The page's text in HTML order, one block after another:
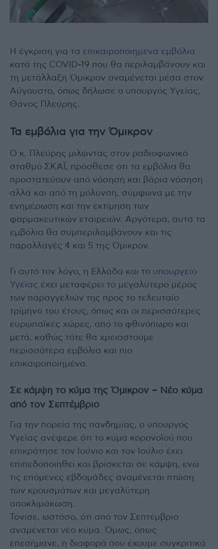
Η έγκριση για τα επικαιροποιημένα εμβόλια
κατά της COVID-19 που θα περιλαμβάνουν και
τη μετάλλαξη Όμικρον αναμένεται μέσα στον
Αύγουστο, όπως δήλωσε ο υπουργός Υγείας,
Θάνος Πλεύρης.
Τα εμβόλια για την Όμικρον
Ο κ. Πλεύρης μιλώντας στον ραδιοφωνικό
σταθμό ΣΚΑΪ, πρόσθεσε ότι τα εμβόλια θα
προστατεύουν από νόσηση και βάρια νόσηση
αλλά και από τη μόλυνση, σύμφωνα με την
ενημέρωση και την εκτίμηση των
φαρμακευτικών εταιρειών. Αργότερα, αυτά τα
εμβόλια θα συμπεριλαμβάνουν και τις
παραλλαγές 4 και 5 της Όμικρον.
Γι αυτό τον λόγο, η Ελλάδα και το υπουργείο
Υγείας έχει μεταφέρει το μεγαλύτερο μέρος
των παραγγελιών της προς το τελευταίο
τρίμηνο του έτους, όπως και οι περισσότερες
ευρωπαϊκές χώρες, από το φθινόπωρο και
μετά, καθώς τότε θα χρειαστούμε
περισσότερα εμβόλια και πιο
επικαιροποιημένα.
Σε κάμψη το κύμα της Όμικρον – Νέο κύμα
από τον Σεπτέμβριο
Για την πορεία της πανδημίας, ο υπουργός
Υγείας ανέφερε ότι το κύμα κορονοϊού που
επικράτησε τον Ιούνιο και τον Ιούλιο έχει
επιπεδοποιηθεί και βρίσκεται σε κάμψη, ενώ
τις επόμενες εβδομάδες αναμένεται πτώση
των κρουσμάτων και μεγαλύτερη
αποκλιμάκωση.
Τόνισε, ωστόσο, ότι από τον Σεπτέμβριο
αναμένεται νέο κύμα. Όμως, όπως
επεσήμανε, η διαφορά που έχουμε συγκριτικά